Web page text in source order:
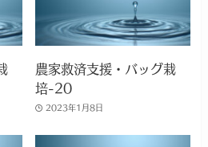
農家救済支援・バッグ栽
培-20
2023年1月8日